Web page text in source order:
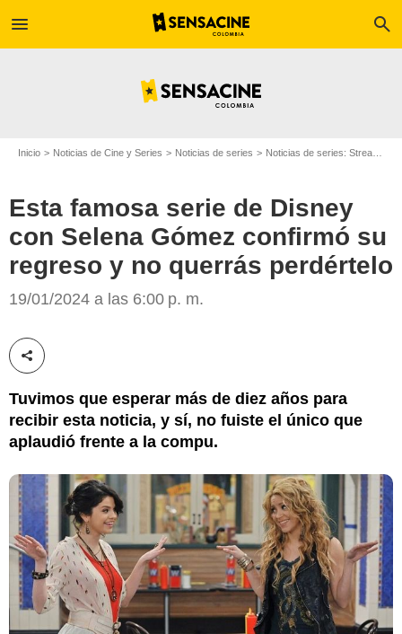
menu search
Inicio Noticias de Cine y Series Noticias de series Noticias de series: Streaming
Esta famosa serie de Disney
con Selena Gómez confirmó su
regreso y no querrás perdértelo
19/01/2024 a las 6:00 p. m.
Compartir esta noticia
Tuvimos que esperar más de diez años para
recibir esta noticia, y sí, no fuiste el único que
aplaudió frente a la compu.
Disney+